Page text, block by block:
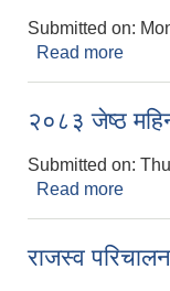
Submitted on:
Read more
२०८३ जेष्ठ
Submitted on:
Read more
राजस्व